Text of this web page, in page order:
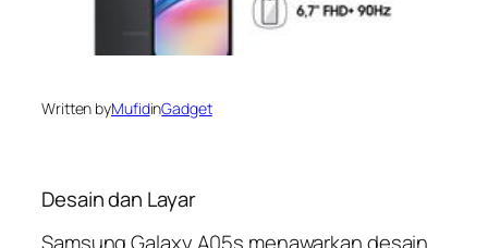
Written byMufidinGadget
Desain dan Layar